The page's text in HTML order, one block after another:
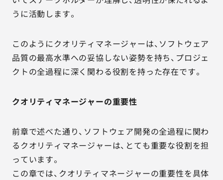
うに活動します。
このようにクオリティマネージャーは、ソフトウェア
品質の最高水準への妥協しない姿勢を持ち、プロジェ
クトの全過程に深く関わる役割を持った存在です。
クオリティマネージャーの重要性
前章で述べた通り、ソフトウェア開発の全過程に関わ
るクオリティマネージャーは、とても重要な役割を担
っています。
この章では、クオリティマネージャーの重要性を具体